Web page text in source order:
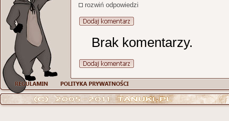
rozwiń odpowiedzi
Brak komentarzy.